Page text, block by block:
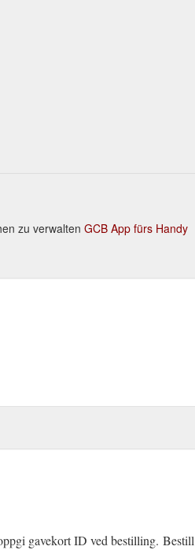
zu verwalten GCB App fürs Handy
gavekort ID ved bestilling.